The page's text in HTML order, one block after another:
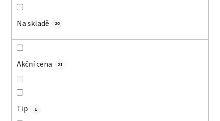
Na skladě 20
Akční cena 21
Tip 1